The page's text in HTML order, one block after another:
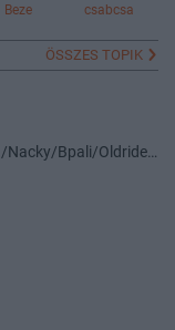
Beze csabcsa
ÖSSZES TOPIK